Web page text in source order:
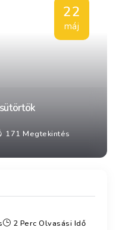
171 Megtekintés
22
máj
2 Perc Olvasási Idő